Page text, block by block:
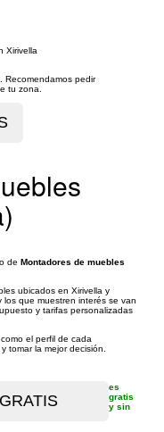
Xirivella
Recomendamos pedir
tu zona.
de Montadores de muebles
ubicados en Xirivella y
que muestren interés se van
y tarifas personalizadas
el perfil de cada
tomar la mejor decisión.
es
gratis
y sin